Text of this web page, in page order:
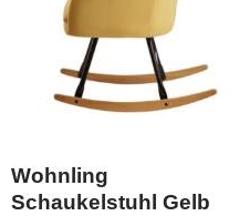
Wohnling
Schaukelstuhl Gelb